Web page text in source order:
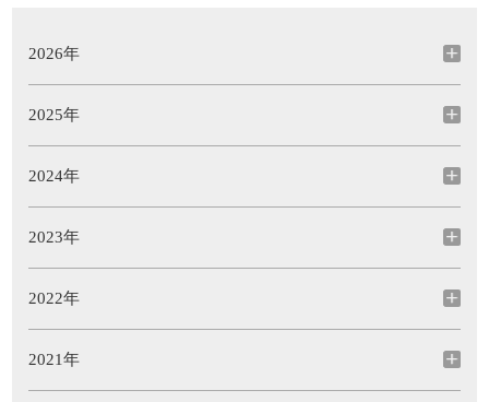
2026年
2025年
2024年
2023年
2022年
2021年